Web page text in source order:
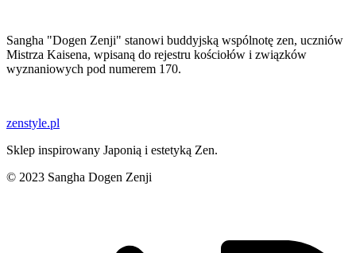
Sangha "Dogen Zenji" stanowi buddyjską wspólnotę zen, uczniów
Mistrza Kaisena, wpisaną do rejestru kościołów i związków
wyznaniowych pod numerem 170.
zenstyle.pl
Sklep inspirowany Japonią i estetyką Zen.
© 2023 Sangha Dogen Zenji